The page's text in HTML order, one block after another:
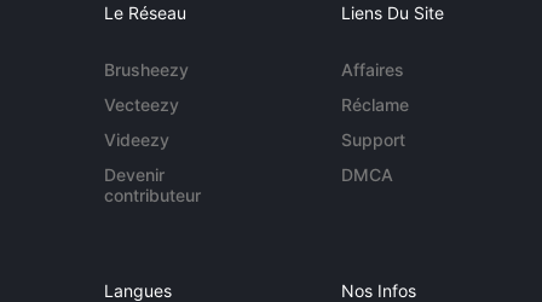
Le Réseau
Brusheezy
Vecteezy
Videezy
Devenir
contributeur
Liens Du Site
Affaires
Réclame
Support
DMCA
Langues Nos Infos